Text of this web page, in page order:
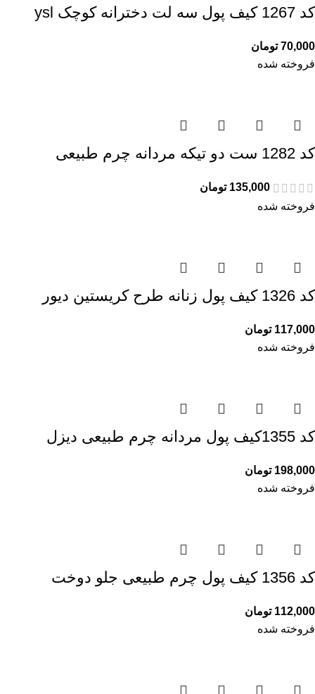
کد 1267 کیف پول سه لت دخترانه کوچک ysl
70,000 تومان
فروخته شده
کد 1282 ست دو تیکه مردانه چرم طبیعی
135,000 تومان
فروخته شده
کد 1326 کیف پول زنانه طرح کریستین دیور
117,000 تومان
فروخته شده
کد 1355کیف پول مردانه چرم طبیعی دیزل
198,000 تومان
فروخته شده
کد 1356 کیف پول چرم طبیعی جلو دوخت
112,000 تومان
فروخته شده